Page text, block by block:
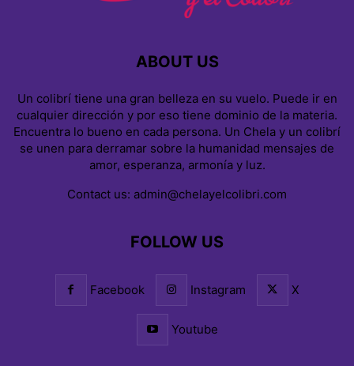
ABOUT US
Un colibrí tiene una gran belleza en su vuelo. Puede ir en
cualquier dirección y por eso tiene dominio de la materia.
Encuentra lo bueno en cada persona. Un Chela y un colibrí
se unen para derramar sobre la humanidad mensajes de
amor, esperanza, armonía y luz.
Contact us: admin@chelayelcolibri.com
FOLLOW US
Facebook Instagram X
Youtube